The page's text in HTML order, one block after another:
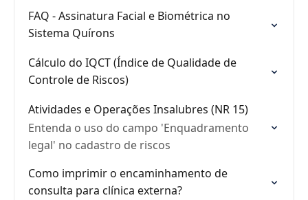
FAQ - Assinatura Facial e Biométrica no
Sistema Quírons
Cálculo do IQCT (Índice de Qualidade de
Controle de Riscos)
Atividades e Operações Insalubres (NR 15)
Entenda o uso do campo 'Enquadramento
legal' no cadastro de riscos
Como imprimir o encaminhamento de
consulta para clínica externa?